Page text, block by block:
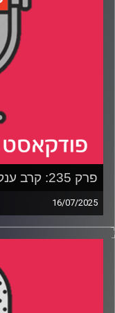
עידן
פרק 235: קרב ענקים – מה לברון ג'יימס רוצה?
16/07/2025
פודקאסט האן.בי.איי
דוידוביץ' ועידן
רבע 1: לברון
רבע 2: